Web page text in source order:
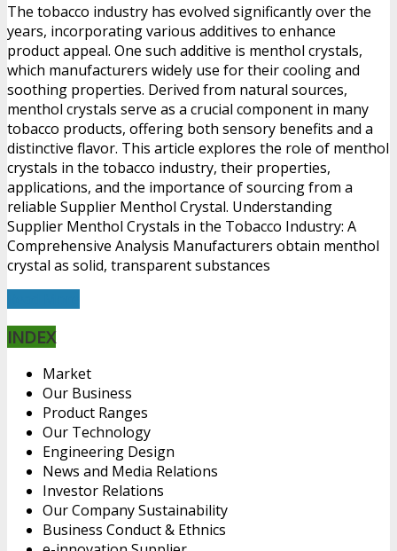
The tobacco industry has evolved significantly over the
years, incorporating various additives to enhance
product appeal. One such additive is menthol crystals,
which manufacturers widely use for their cooling and
soothing properties. Derived from natural sources,
menthol crystals serve as a crucial component in many
tobacco products, offering both sensory benefits and a
distinctive flavor. This article explores the role of menthol
crystals in the tobacco industry, their properties,
applications, and the importance of sourcing from a
reliable Supplier Menthol Crystal. Understanding
Supplier Menthol Crystals in the Tobacco Industry: A
Comprehensive Analysis Manufacturers obtain menthol
crystal as solid, transparent substances
INDEX
Market
Our Business
Product Ranges
Our Technology
Engineering Design
News and Media Relations
Investor Relations
Our Company Sustainability
Business Conduct & Ethnics